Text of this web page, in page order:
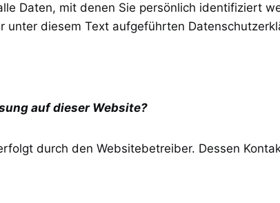
Daten, mit denen Sie persönlich identifiziert
unter diesem Text aufgeführten
auf dieser Website?
durch den Websitebetreiber. Dessen